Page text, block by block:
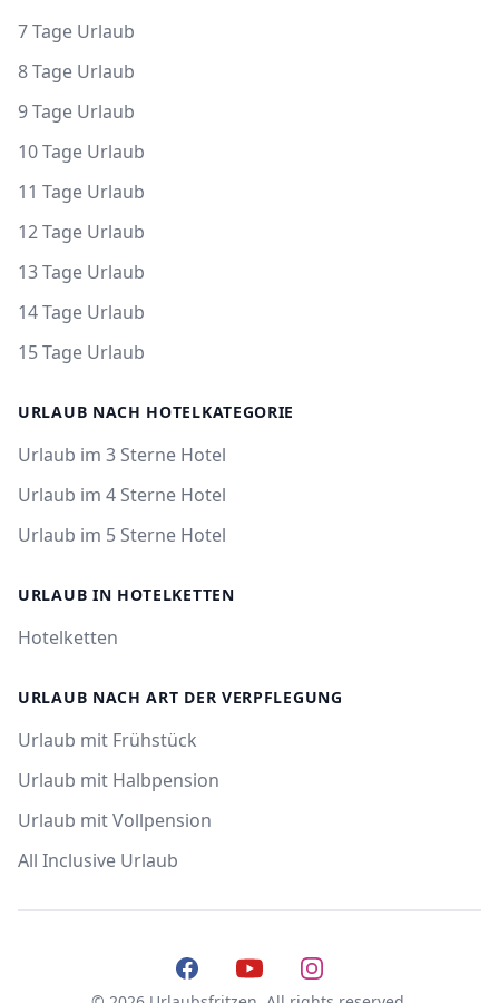
7 Tage Urlaub
8 Tage Urlaub
9 Tage Urlaub
10 Tage Urlaub
11 Tage Urlaub
12 Tage Urlaub
13 Tage Urlaub
14 Tage Urlaub
15 Tage Urlaub
URLAUB NACH HOTELKATEGORIE
Urlaub im 3 Sterne Hotel
Urlaub im 4 Sterne Hotel
Urlaub im 5 Sterne Hotel
URLAUB IN HOTELKETTEN
Hotelketten
URLAUB NACH ART DER VERPFLEGUNG
Urlaub mit Frühstück
Urlaub mit Halbpension
Urlaub mit Vollpension
All Inclusive Urlaub
FacebookYouTubeInstagram